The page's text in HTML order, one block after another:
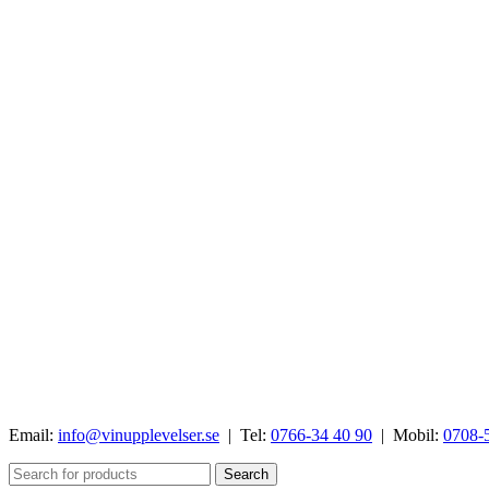
Email: info@vinupplevelser.se | Tel: 0766-34 40 90 | Mobil: 0708-
Search